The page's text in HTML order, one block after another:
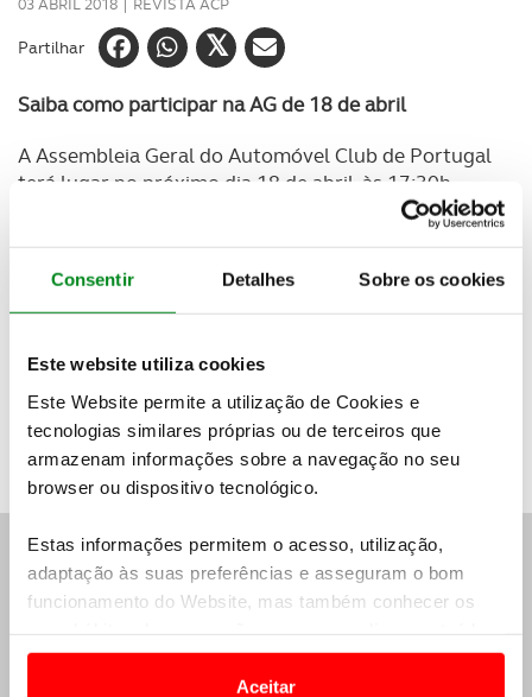
Consentir Detalhes Sobre os cookies
Este website utiliza cookies
Este Website permite a utilização de Cookies e
tecnologias similares próprias ou de terceiros que
armazenam informações sobre a navegação no seu
browser ou dispositivo tecnológico.
Estas informações permitem o acesso, utilização,
adaptação às suas preferências e asseguram o bom
funcionamento do Website, mas também conhecer os
e anúncios de modo a promover produtos e/ou serviços.
Aceitar
03 ABRIL 2018 | REVISTA ACP
Partilhar
Saiba como participar na AG de 18 de abril
A Assembleia Geral do Automóvel Club de Portugal
terá lugar no próximo dia 18 de abril, às 17:30h.
sede do Automóvel Club de Portugal, Rua Rosa
Araújo, nº 24, em Lisboa.
Consulte a Ordem de Trabalhos
ASSISTÊNCIA E APOIO 24H
PORTUGAL E ESTRANGEIRO
(+351)215 915 915